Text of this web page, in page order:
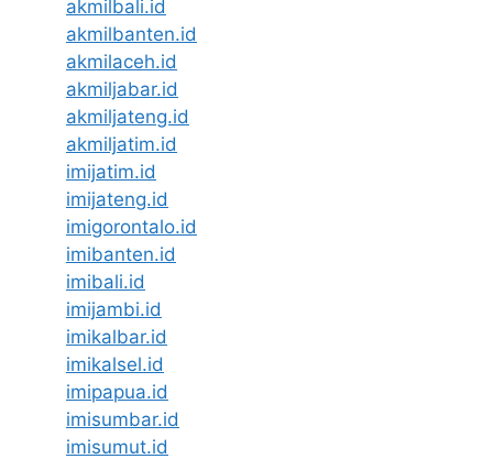
akmilbali.id
akmilbanten.id
akmilaceh.id
akmiljabar.id
akmiljateng.id
akmiljatim.id
imijatim.id
imijateng.id
imigorontalo.id
imibanten.id
imibali.id
imijambi.id
imikalbar.id
imikalsel.id
imipapua.id
imisumbar.id
imisumut.id